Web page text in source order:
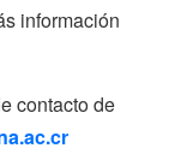
información
contacto de